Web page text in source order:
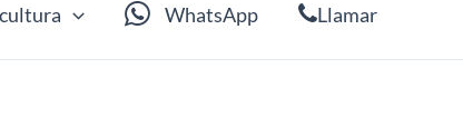
WhatsApp Llamar